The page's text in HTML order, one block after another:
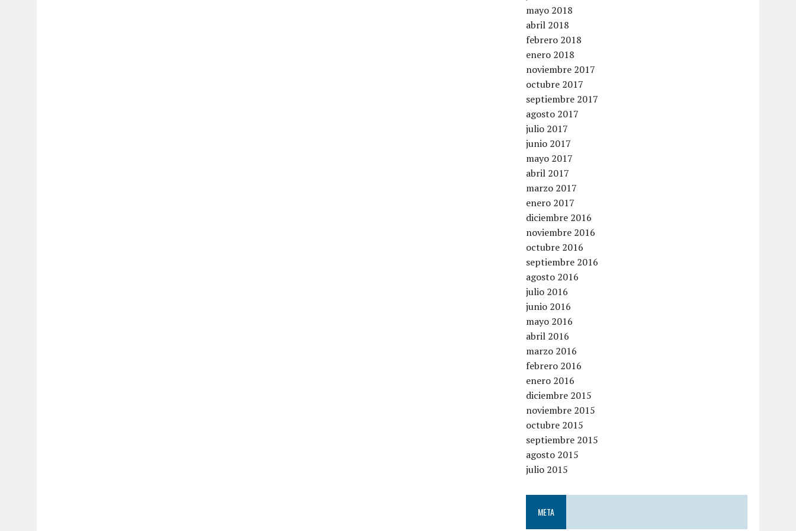
mayo 2018
abril 2018
febrero 2018
enero 2018
noviembre 2017
octubre 2017
septiembre 2017
agosto 2017
julio 2017
junio 2017
mayo 2017
abril 2017
marzo 2017
enero 2017
diciembre 2016
noviembre 2016
octubre 2016
septiembre 2016
agosto 2016
julio 2016
junio 2016
mayo 2016
abril 2016
marzo 2016
febrero 2016
enero 2016
diciembre 2015
noviembre 2015
octubre 2015
septiembre 2015
agosto 2015
julio 2015
META